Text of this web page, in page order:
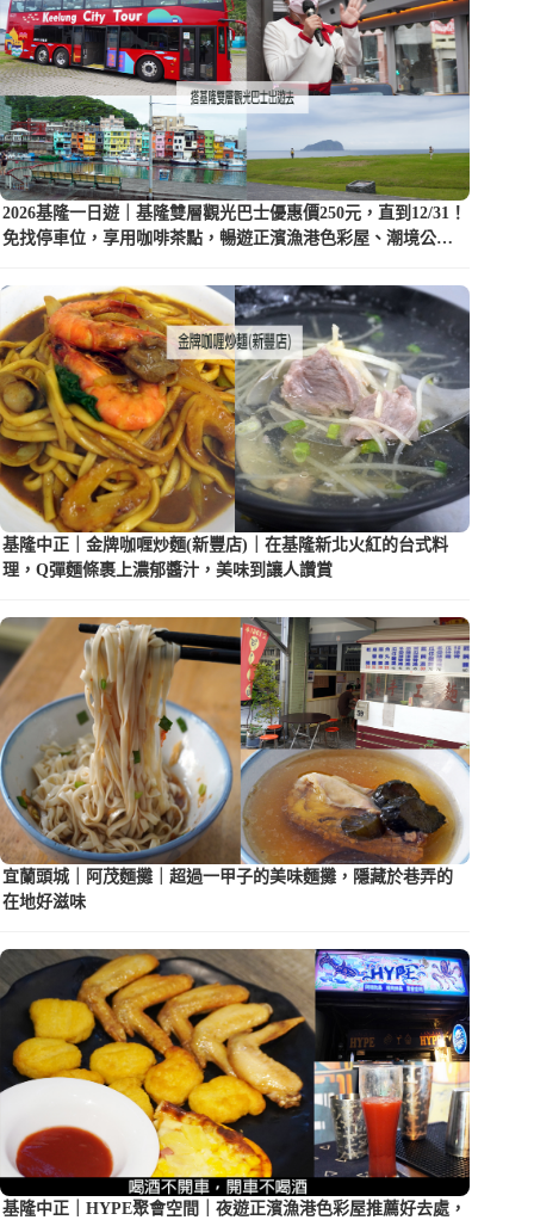
2026基隆一日遊｜基隆雙層觀光巴士優惠價250元，直到12/31！
免找停車位，享用咖啡茶點，暢遊正濱漁港色彩屋、潮境公園
基隆中正｜金牌咖喱炒麵(新豐店)｜在基隆新北火紅的台式料
理，Q彈麵條裹上濃郁醬汁，美味到讓人讚賞
宜蘭頭城｜阿茂麵攤｜超過一甲子的美味麵攤，隱藏於巷弄的
在地好滋味
基隆中正｜HYPE聚會空間｜夜遊正濱漁港色彩屋推薦好去處，